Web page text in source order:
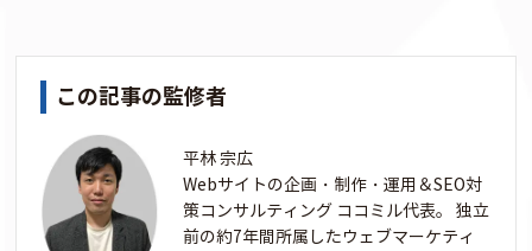
この記事の監修者
平林 宗広
Webサイトの企画・制作・運用＆SEO対
策コンサルティング ココミル代表。 独立
前の約7年間所属したウェブマーケティ